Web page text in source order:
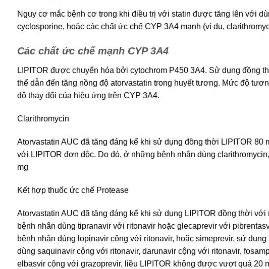
Nguy cơ mắc bệnh cơ trong khi điều trị với statin được tăng lên với
cyclosporine, hoặc các chất ức chế CYP 3A4 mạnh (ví dụ,
Các chất ức chế mạnh CYP 3A4
LIPITOR được chuyển hóa bởi cytochrom P450 3A4. Sử dụng đồng
thể dẫn đến tăng nồng độ atorvastatin trong huyết tương. Mức độ
độ thay đổi của hiệu ứng trên CYP 3A4.
Clarithromycin
Atorvastatin AUC đã tăng đáng kể khi sử dụng đồng thời LIPITOR
với LIPITOR đơn độc. Do đó, ở những bệnh nhân dùng
mg
Kết hợp thuốc ức chế Protease
Atorvastatin AUC đã tăng đáng kể khi sử dụng LIPITOR đồng thời
bệnh nhân dùng tipranavir với ritonavir hoặc glecaprevir với
bệnh nhân dùng lopinavir cộng với ritonavir, hoặc simeprevir, sử
dùng saquinavir cộng với ritonavir, darunavir cộng với ritonavir,
elbasvir cộng với grazoprevir, liều LIPITOR không được vượt quá 20